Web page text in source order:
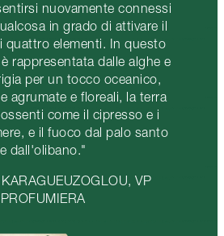
nuovamente connessi
in grado di attivare il
quattro elementi. In questo
rappresentata dalle alghe e
per un tocco oceanico,
agrumate e floreali, la terra
come il cipresso e i
e il fuoco dal palo santo
e dall'olibano."
VP
PROFUMIERA